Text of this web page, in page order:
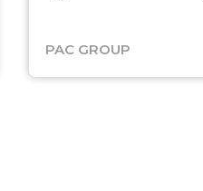
PAC GROUP